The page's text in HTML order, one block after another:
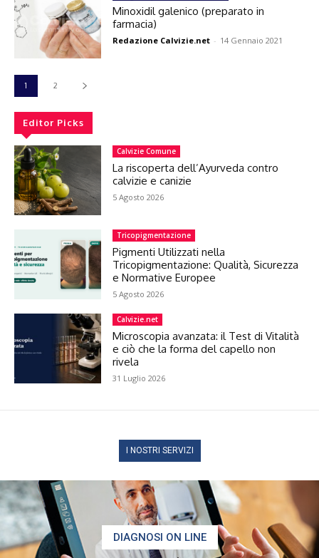
Minoxidil galenico (preparato in
farmacia)
Redazione Calvizie.net - 14 Gennaio 2021
1 2
Editor Picks
Calvizie Comune
La riscoperta dell’Ayurveda contro
calvizie e canizie
5 Agosto 2026
Tricopigmentazione
Pigmenti Utilizzati nella
Tricopigmentazione: Qualità, Sicurezza
e Normative Europee
5 Agosto 2026
Calvizie.net
Microscopia avanzata: il Test di Vitalità
e ciò che la forma del capello non
rivela
31 Luglio 2026
I NOSTRI SERVIZI
DIAGNOSI ON LINE